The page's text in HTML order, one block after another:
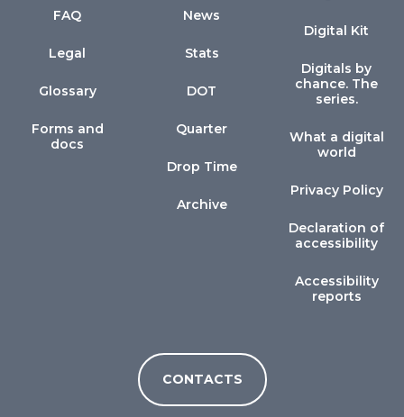
FAQ
Legal
Glossary
Forms and
docs
News
Stats
DOT
Quarter
Drop Time
Archive
Digital Kit
Digitals by
chance. The
series.
What a digital
world
Privacy Policy
Declaration of
accessibility
Accessibility
reports
CONTACTS